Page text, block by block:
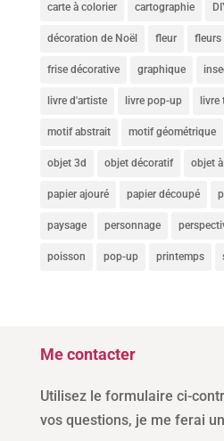
carte à colorier cartographie
décoration de Noël fleur fleurs
frise décorative graphique
livre d'artiste livre pop-up livre
motif abstrait motif géométrique
objet 3d objet décoratif objet
papier ajouré papier découpé
paysage personnage
poisson pop-up printemps
Me contacter
Utilisez le formulaire ci-
vos questions, je me ferai